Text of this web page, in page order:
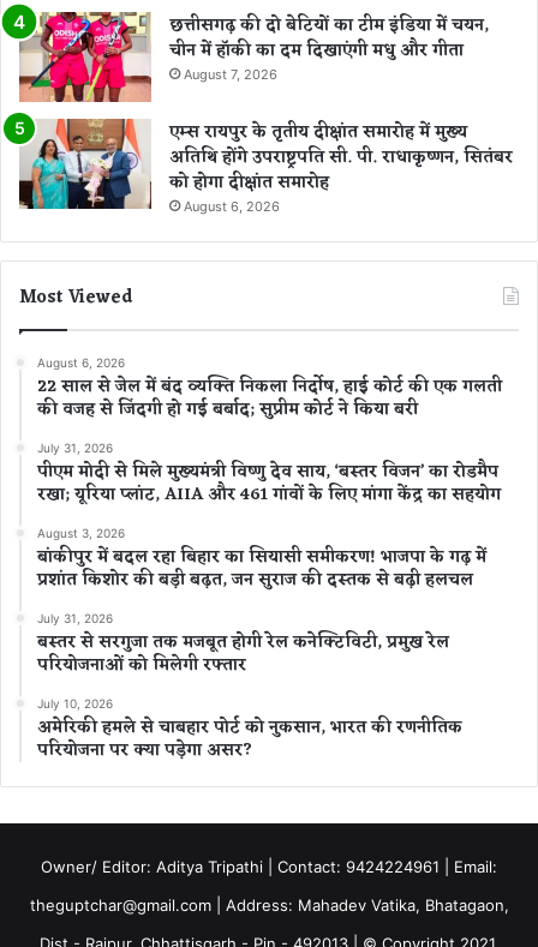
छत्तीसगढ़ की दो बेटियों का टीम इंडिया में चयन,
चीन में हॉकी का दम दिखाएंगी मधु और गीता
August 7, 2026
एम्स रायपुर के तृतीय दीक्षांत समारोह में मुख्य
अतिथि होंगे उपराष्ट्रपति सी. पी. राधाकृष्णन, सितंबर
को होगा दीक्षांत समारोह
August 6, 2026
Most Viewed
August 6, 2026
22 साल से जेल में बंद व्यक्ति निकला निर्दोष, हाई कोर्ट की एक गलती
की वजह से जिंदगी हो गई बर्बाद; सुप्रीम कोर्ट ने किया बरी
July 31, 2026
पीएम मोदी से मिले मुख्यमंत्री विष्णु देव साय, ‘बस्तर विजन’ का रोडमैप
रखा; यूरिया प्लांट, AIIA और 461 गांवों के लिए मांगा केंद्र का सहयोग
August 3, 2026
बांकीपुर में बदल रहा बिहार का सियासी समीकरण! भाजपा के गढ़ में
प्रशांत किशोर की बड़ी बढ़त, जन सुराज की दस्तक से बढ़ी हलचल
July 31, 2026
बस्तर से सरगुजा तक मजबूत होगी रेल कनेक्टिविटी, प्रमुख रेल
परियोजनाओं को मिलेगी रफ्तार
July 10, 2026
अमेरिकी हमले से चाबहार पोर्ट को नुकसान, भारत की रणनीतिक
परियोजना पर क्या पड़ेगा असर?
Owner/ Editor: Aditya Tripathi | Contact: 9424224961 | Email:
theguptchar@gmail.com | Address: Mahadev Vatika, Bhatagaon,
Dist - Raipur, Chhattisgarh - Pin - 492013 | © Copyright 2021,